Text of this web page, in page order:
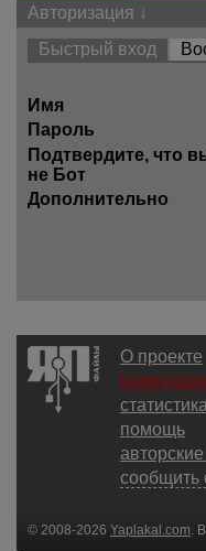
Авторизация ↓
Быстрый вход
Имя
Пароль
Подтвердите, что
не Бот
Дополнительно
О проекте
статистика
помощь
сообщить
© 2008-2026 Yaplakal.com .